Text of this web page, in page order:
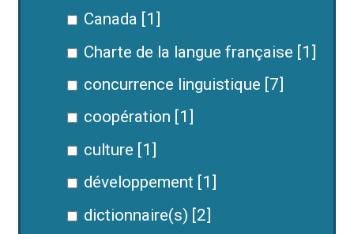
Canada [1]
Charte de la langue française [1]
concurrence linguistique [7]
coopération [1]
culture [1]
développement [1]
dictionnaire(s) [2]